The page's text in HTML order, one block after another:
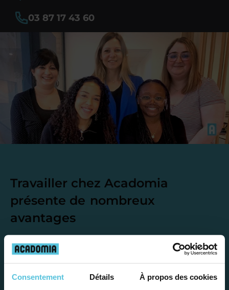
Consentement Détails À propos des cookies
03 87 17 43 60
Travailler chez Acadomia
présente de nombreux
avantages